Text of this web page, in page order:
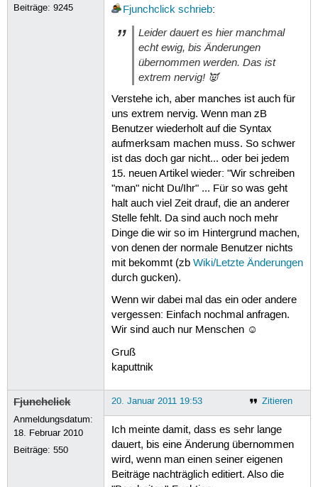
Beiträge:9245 Fjunchclick schrieb:
Leider dauert es hier manchmal
echt ewig, bis Änderungen
übernommen werden. Das ist
extrem nervig! 👿
Verstehe ich, aber manches ist auch für
uns extrem nervig. Wenn man zB
Benutzer wiederholt auf die Syntax
aufmerksam machen muss. So schwer
ist das doch gar nicht... oder bei jedem
15. neuen Artikel wieder: "Wir schreiben
"man" nicht Du/Ihr" ... Für so was geht
halt auch viel Zeit drauf, die an anderer
Stelle fehlt. Da sind auch noch mehr
Dinge die wir so im Hintergrund machen,
von denen der normale Benutzer nichts
mit bekommt (zb Wiki/Letzte Änderungen
durch gucken).
Wenn wir dabei mal das ein oder andere
vergessen: Einfach nochmal anfragen.
Wir sind auch nur Menschen ☺
Gruß
kaputtnik
Fjunchclick
Anmeldungsdatum:
18. Februar 2010
Beiträge:550
Zitieren
20. Januar 2011 19:53
Ich meinte damit, dass es sehr lange
dauert, bis eine Änderung übernommen
wird, wenn man einen seiner eigenen
Beiträge nachträglich editiert. Also die